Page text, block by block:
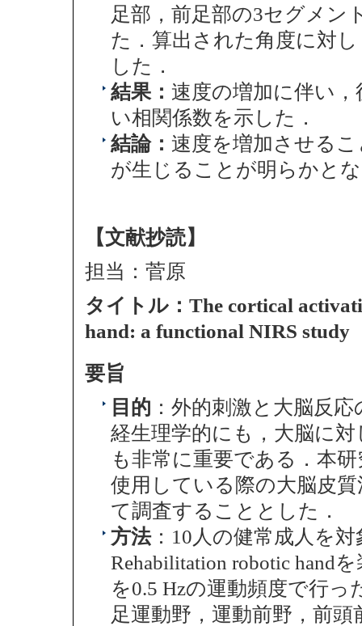
足部，前足部の3セグメン
た．算出された角度に対
した．
結果： 速度の増加に伴い
い相関係数を示した．
結論： 速度を増加させる
が生じることが明らかと
【文献抄読】
担当：菅原
タイトル：The cortical
hand: a functional NIRS study
要旨
目的 ：外的刺激と大脳反
経生理学的にも，大脳に
も非常に重要である．本研
使用している際の大脳皮
て調査することとした．
方法：10人の健常成人を
Rehabilitation robotic hand
を0.5 Hzの運動頻度で行
足運動野，運動前野，前頭